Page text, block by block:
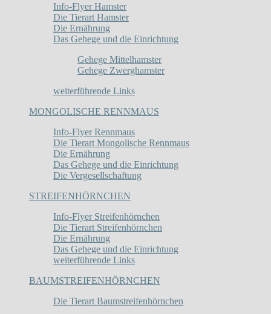
Info-Flyer Hamster
Die Tierart Hamster
Die Ernährung
Das Gehege und die Einrichtung
Gehege Mittelhamster
Gehege Zwerghamster
weiterführende Links
MONGOLISCHE RENNMAUS
Info-Flyer Rennmaus
Die Tierart Mongolische Rennmaus
Die Ernährung
Das Gehege und die Einrichtung
Die Vergesellschaftung
STREIFENHÖRNCHEN
Info-Flyer Streifenhörnchen
Die Tierart Streifenhörnchen
Die Ernährung
Das Gehege und die Einrichtung
weiterführende Links
BAUMSTREIFENHÖRNCHEN
Die Tierart Baumstreifenhörnchen